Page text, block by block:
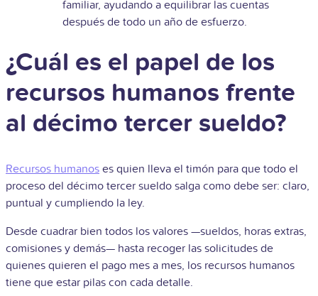
familiar, ayudando a equilibrar las cuentas
después de todo un año de esfuerzo.
¿Cuál es el papel de los
recursos humanos frente
al décimo tercer sueldo?
Recursos humanos es quien lleva el timón para que todo el
proceso del décimo tercer sueldo salga como debe ser: claro,
puntual y cumpliendo la ley.
Desde cuadrar bien todos los valores —sueldos, horas extras,
comisiones y demás— hasta recoger las solicitudes de
quienes quieren el pago mes a mes, los recursos humanos
tiene que estar pilas con cada detalle.